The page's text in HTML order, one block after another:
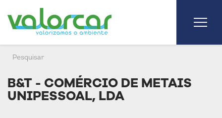
B&T - COMÉRCIO DE METAIS
UNIPESSOAL, LDA